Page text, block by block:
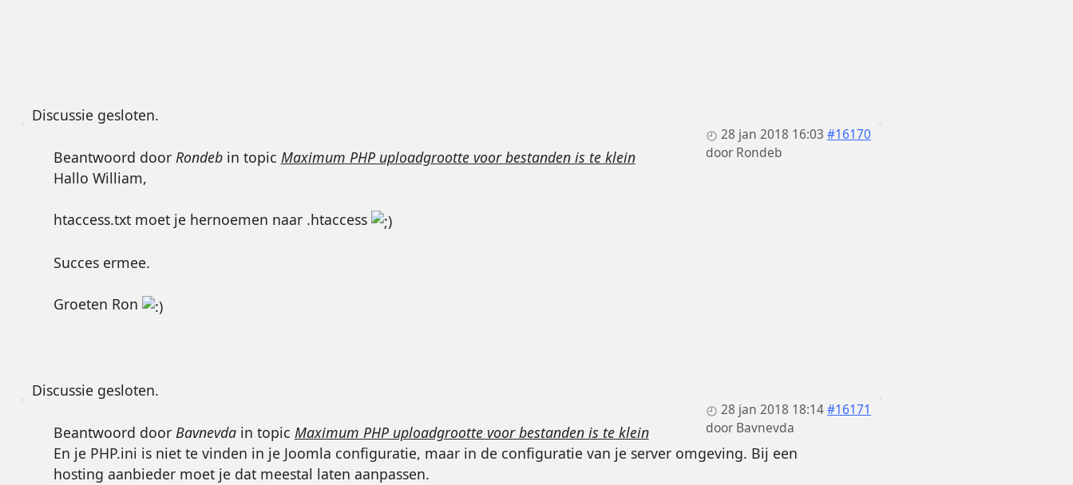
Discussie gesloten.
28 jan 2018 16:03 #16170
door Rondeb
Beantwoord door Rondebin topic Maximum PHP uploadgrootte voor bestanden is te klein
Hallo William,
htaccess.txt moet je hernoemen naar .htaccess
Succes ermee.
Groeten Ron
Discussie gesloten.
28 jan 2018 18:14#16171
door Bavnevda
Beantwoord door Bavnevdain topic Maximum PHP uploadgrootte voor bestanden is te klein
En je PHP.ini is niet te vinden in je Joomla configuratie, maar in de configuratie van je server omgeving. Bij een
hosting aanbieder moet je dat meestal laten aanpassen.